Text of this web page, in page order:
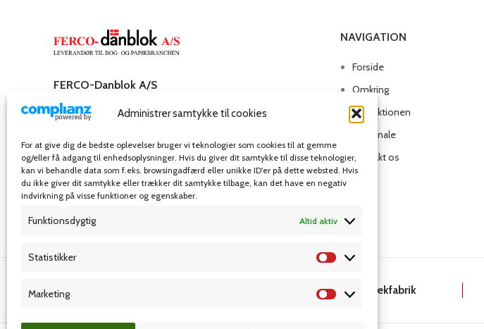
Administrer samtykke til cookies
For at give dig de bedste oplevelser bruger vi teknologier som cookies til at gemme
og/eller få adgang til enhedsoplysninger. Hvis du giver dit samtykke til disse teknologier,
kan vi behandle data som f.eks. browsingadfærd eller unikke ID'er på dette websted. Hvis
du ikke giver dit samtykke eller trækker dit samtykke tilbage, kan det have en negativ
indvirkning på visse funktioner og egenskaber.
Funktionsdygtig Altid aktiv
Statistikker
Marketing
FERCO-Danblok A/S
Rosenkæret 31,
2860 Søborg – Danmark
E-mail: info@ferco-danblok.dk
NAVIGATION
Forside
Omkring
Produktionen
Personale
Kontakt os
Dansk Kartotekfabrik